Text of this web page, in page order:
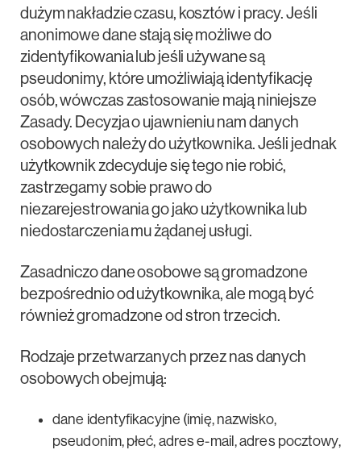
dużym nakładzie czasu, kosztów i pracy. Jeśli
anonimowe dane stają się możliwe do
zidentyfikowania lub jeśli używane są
pseudonimy, które umożliwiają identyfikację
osób, wówczas zastosowanie mają niniejsze
Zasady. Decyzja o ujawnieniu nam danych
osobowych należy do użytkownika. Jeśli jednak
użytkownik zdecyduje się tego nie robić,
zastrzegamy sobie prawo do
niezarejestrowania go jako użytkownika lub
niedostarczenia mu żądanej usługi.
Zasadniczo dane osobowe są gromadzone
bezpośrednio od użytkownika, ale mogą być
również gromadzone od stron trzecich.
Rodzaje przetwarzanych przez nas danych
osobowych obejmują:
dane identyfikacyjne (imię, nazwisko,
pseudonim, płeć, adres e-mail, adres pocztowy,